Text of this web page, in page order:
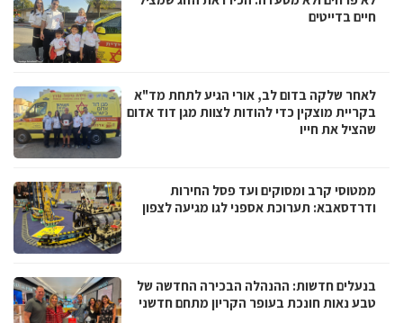
חיים בדייטים
לאחר שלקה בדום לב, אורי הגיע לתחת מד"א
בקריית מוצקין כדי להודות לצוות מגן דוד אדום
שהציל את חייו
ממטוסי קרב ומסוקים ועד פסל החירות
ודרדסאבא: תערוכת אספני לגו מגיעה לצפון
בנעלים חדשות: ההנהלה הבכירה החדשה של
טבע נאות חונכת בעופר הקריון מתחם חדשני